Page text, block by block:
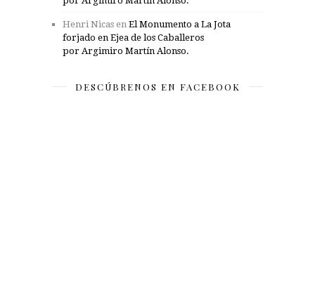
Henri Nicas en El Monumento a La Jota
forjado en Ejea de los Caballeros
por Argimiro Martín Alonso.
DESCÚBRENOS EN FACEBOOK